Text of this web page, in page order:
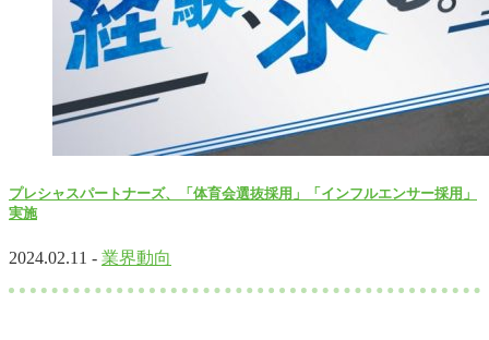
プレシャスパートナーズ、「体育会選抜採用」「インフルエンサー採用」
実施
2024.02.11 - 業界動向